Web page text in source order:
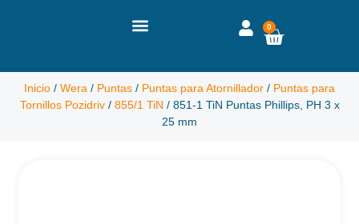
0
Inicio / Wera / Puntas / Puntas para Atornillador / Puntas para
Tornillos Pozidriv/ 855/1 TiN / 851-1 TiN Puntas Phillips, PH 3 x
25 mm